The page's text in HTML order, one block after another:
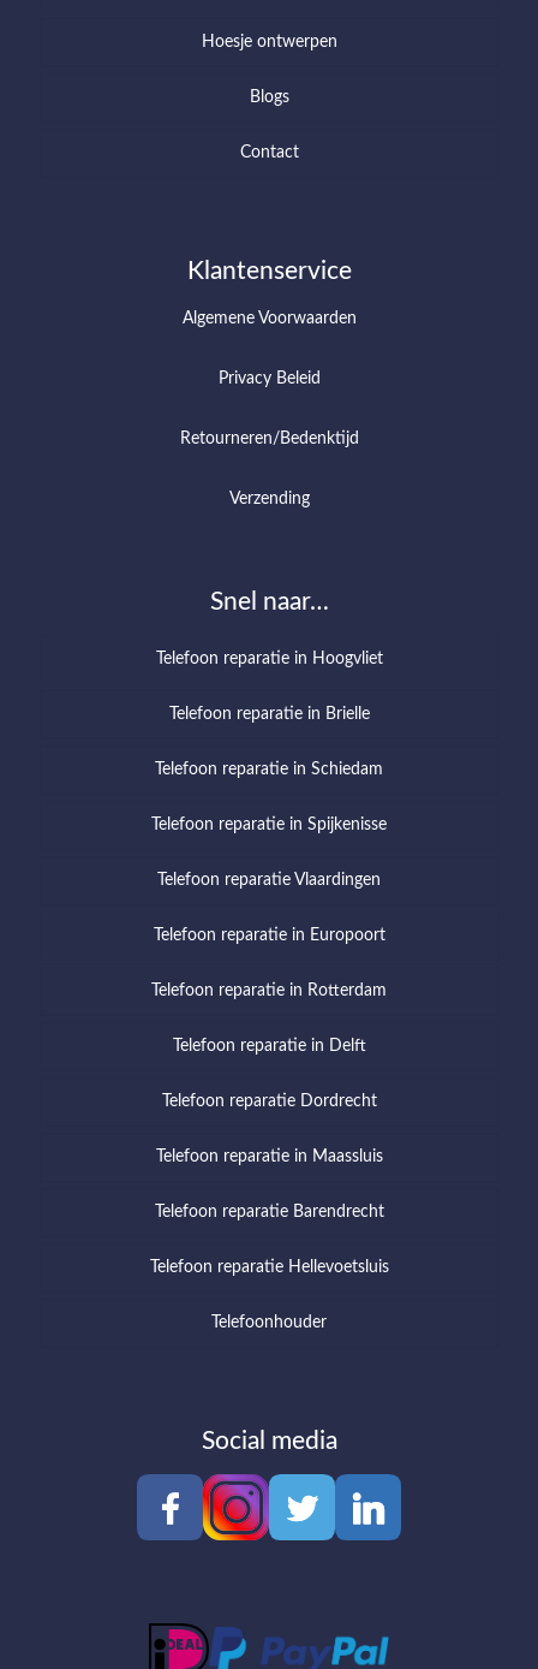
Hoesje ontwerpen
Blogs
Contact
Klantenservice
Algemene Voorwaarden
Privacy Beleid
Retourneren/Bedenktijd
Verzending
Snel naar…
Telefoon reparatie in Hoogvliet
Telefoon reparatie in Brielle
Telefoon reparatie in Schiedam
Telefoon reparatie in Spijkenisse
Telefoon reparatie Vlaardingen
Telefoon reparatie in Europoort
Telefoon reparatie in Rotterdam
Telefoon reparatie in Delft
Telefoon reparatie Dordrecht
Telefoon reparatie in Maassluis
Telefoon reparatie Barendrecht
Telefoon reparatie Hellevoetsluis
Telefoonhouder
Social media